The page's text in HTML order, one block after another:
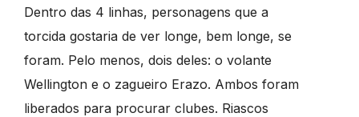
Dentro das 4 linhas, personagens que a
torcida gostaria de ver longe, bem longe, se
foram. Pelo menos, dois deles: o volante
Wellington e o zagueiro Erazo. Ambos foram
liberados para procurar clubes. Riascos